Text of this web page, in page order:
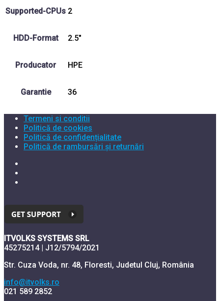
Supported-CPUs 2
HDD-Format 2.5"
Producator HPE
Garantie 36
Termeni si conditii
Politică de cookies
Politică de confidențialitate
Politică de rambursări și returnări
ITVOLKS SYSTEMS SRL
45275214 | J12/5794/2021
Str. Cuza Voda, nr. 48, Floresti, Judetul Cluj, România
info@itvolks.ro
021 589 2852